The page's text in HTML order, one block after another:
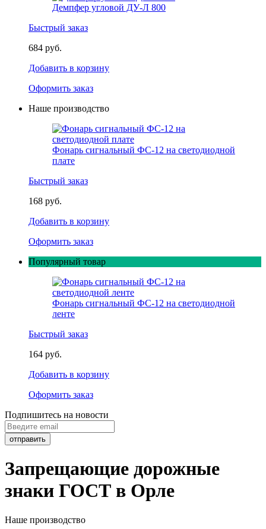
Демпфер угловой ДУ-Л 800
Быстрый заказ
684 руб.
Добавить в корзину
Оформить заказ
Наше производство
Фонарь сигнальный ФС-12 на светодиодной
плате
Быстрый заказ
168 руб.
Добавить в корзину
Оформить заказ
Популярный товар
Фонарь сигнальный ФС-12 на светодиодной
ленте
Быстрый заказ
164 руб.
Добавить в корзину
Оформить заказ
Подпишитесь на новости
Запрещающие дорожные
знаки ГОСТ в Орле
Наше производство